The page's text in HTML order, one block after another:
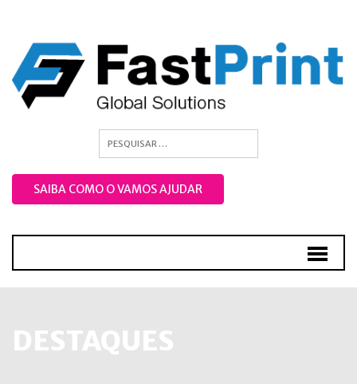
SAIBA COMO O VAMOS AJUDAR
DESTAQUES